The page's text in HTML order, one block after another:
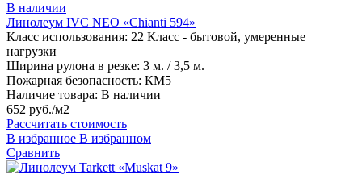
В наличии
Линолеум IVC NEO «Chianti 594»
Класс использования: 22 Класс - бытовой, умеренные
нагрузки
Ширина рулона в резке: 3 м. / 3,5 м.
Пожарная безопасность: КМ5
Наличие товара: В наличии
652 руб./м2
Рассчитать стоимость
В избранное В избранном
Сравнить